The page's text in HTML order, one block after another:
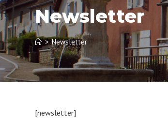
Newsletter
> Newsletter
[newsletter]